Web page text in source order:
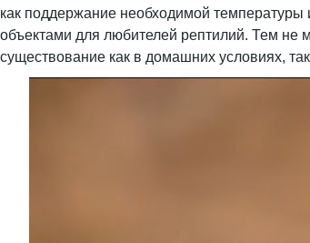
как поддержание необходимой
объектами для любителей рептилий. Тем не
существование как в домашних условиях,